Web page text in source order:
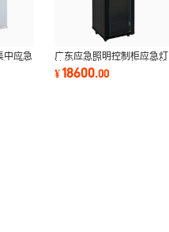
中应急
a型
广东应急照明控制柜应急灯
控制器消防联动智能疏散指
示系统现货
¥18600.00